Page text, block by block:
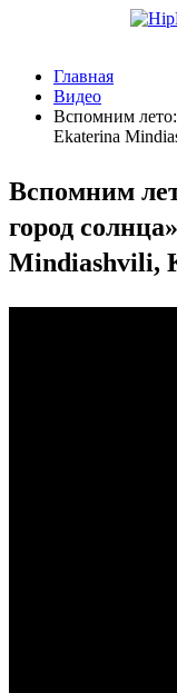
Главная
Видео
Вспомним
Ekaterina
Вспомним
город
Mindiashvili,